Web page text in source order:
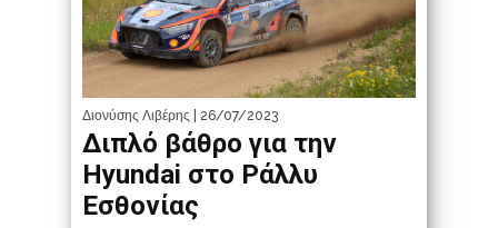
Διονύσης Λιβέρης | 26/07/2023
Διπλό βάθρο για την
Hyundai στο Ράλλυ
Εσθονίας